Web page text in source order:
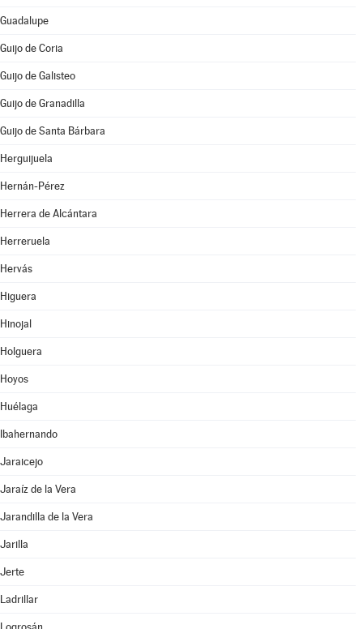
Guadalupe
Guijo de Coria
Guijo de Galisteo
Guijo de Granadilla
Guijo de Santa Bárbara
Herguijuela
Hernán-Pérez
Herrera de Alcántara
Herreruela
Hervás
Higuera
Hinojal
Holguera
Hoyos
Huélaga
Ibahernando
Jaraicejo
Jaraíz de la Vera
Jarandilla de la Vera
Jarilla
Jerte
Ladrillar